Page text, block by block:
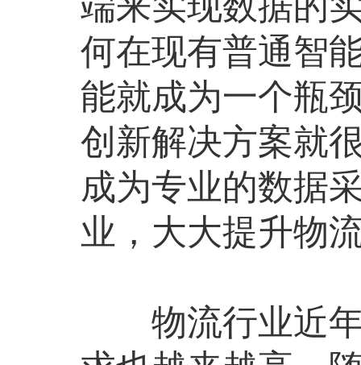
何在现有普通智
能就成为一个瓶
创新解决方案就
成为专业的数据
业，大大提升物
物流行业近年